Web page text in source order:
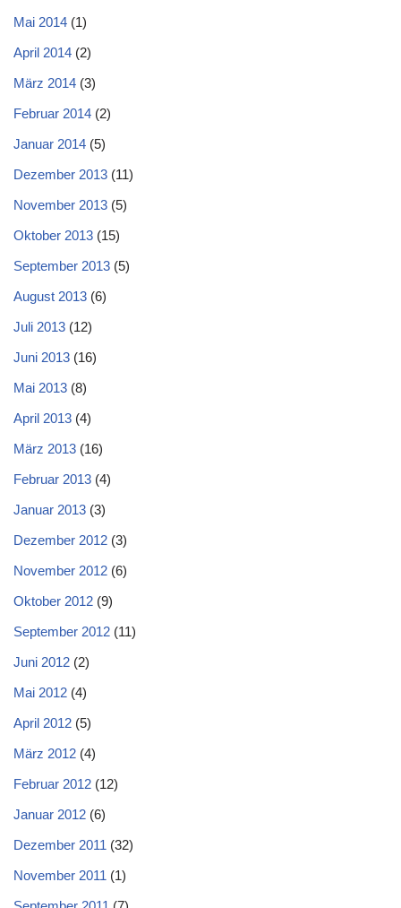
Mai 2014 (1)
April 2014 (2)
März 2014 (3)
Februar 2014 (2)
Januar 2014 (5)
Dezember 2013 (11)
November 2013 (5)
Oktober 2013 (15)
September 2013 (5)
August 2013 (6)
Juli 2013 (12)
Juni 2013 (16)
Mai 2013 (8)
April 2013 (4)
März 2013 (16)
Februar 2013 (4)
Januar 2013 (3)
Dezember 2012 (3)
November 2012 (6)
Oktober 2012 (9)
September 2012 (11)
Juni 2012 (2)
Mai 2012 (4)
April 2012 (5)
März 2012 (4)
Februar 2012 (12)
Januar 2012 (6)
Dezember 2011 (32)
November 2011 (1)